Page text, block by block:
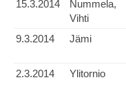
15.3.2014
Nummela,
Vihti
9.3.2014 Jämi
2.3.2014
Ylitornio